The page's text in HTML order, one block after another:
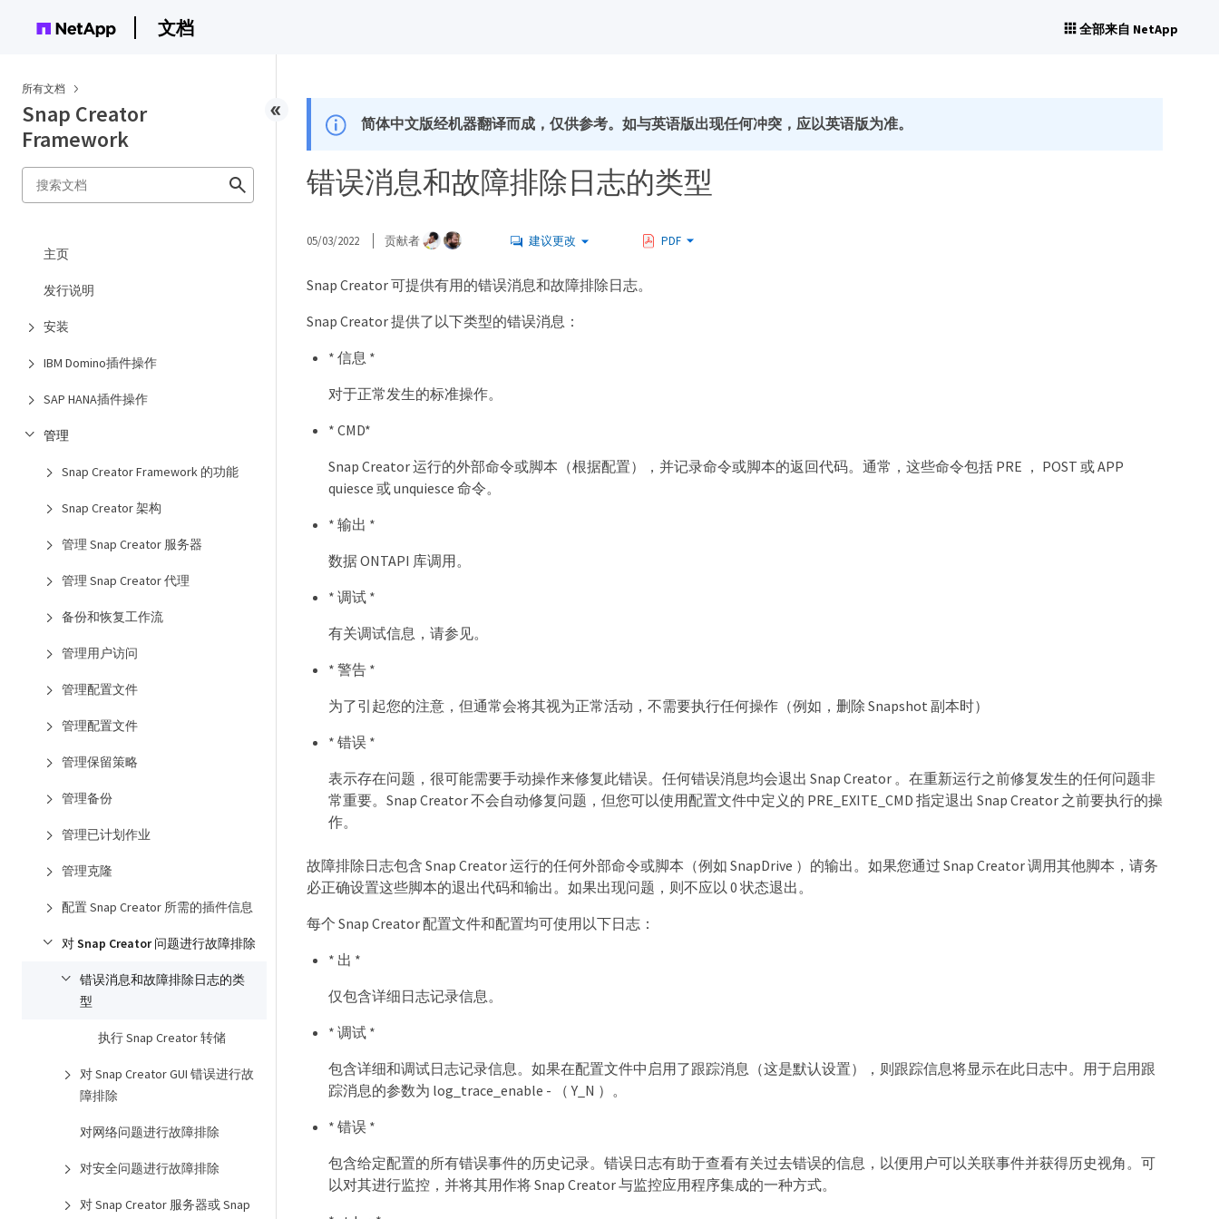
文档 全部来自 NetApp
所有文档
Snap Creator
Framework
主页
发行说明
安装
IBM Domino插件操作
SAP HANA插件操作
管理
Snap Creator Framework 的功能
Snap Creator 架构
管理 Snap Creator 服务器
管理 Snap Creator 代理
备份和恢复工作流
管理用户访问
管理配置文件
管理配置文件
管理保留策略
管理备份
管理已计划作业
管理克隆
配置 Snap Creator 所需的插件信息
对 Snap Creator 问题进行故障排除
错误消息和故障排除日志的类
型
执行 Snap Creator 转储
对 Snap Creator GUI 错误进行故
障排除
对网络问题进行故障排除
对安全问题进行故障排除
对 Snap Creator 服务器或 Snap
简体中文版经机器翻译而成，仅供参考。如与英语版出现任何冲突，应以英语版为准。
错误消息和故障排除日志的类型
05/03/2022 贡献者 建议更改 PDF
Snap Creator 可提供有用的错误消息和故障排除日志。
Snap Creator 提供了以下类型的错误消息：
* 信息 *
对于正常发生的标准操作。
* CMD*
Snap Creator 运行的外部命令或脚本（根据配置），并记录命令或脚本的返回代码。通常，这些命令包括 PRE ， POST 或 APP
quiesce 或 unquiesce 命令。
* 输出 *
数据 ONTAPI 库调用。
* 调试 *
有关调试信息，请参见。
* 警告 *
为了引起您的注意，但通常会将其视为正常活动，不需要执行任何操作（例如，删除 Snapshot 副本时）
* 错误 *
表示存在问题，很可能需要手动操作来修复此错误。任何错误消息均会退出 Snap Creator 。在重新运行之前修复发生的任何问题非
常重要。Snap Creator 不会自动修复问题，但您可以使用配置文件中定义的 PRE_EXITE_CMD 指定退出 Snap Creator 之前要执行的操
作。
故障排除日志包含 Snap Creator 运行的任何外部命令或脚本（例如 SnapDrive ）的输出。如果您通过 Snap Creator 调用其他脚本，请务
必正确设置这些脚本的退出代码和输出。如果出现问题，则不应以 0 状态退出。
每个 Snap Creator 配置文件和配置均可使用以下日志：
* 出 *
仅包含详细日志记录信息。
* 调试 *
包含详细和调试日志记录信息。如果在配置文件中启用了跟踪消息（这是默认设置），则跟踪信息将显示在此日志中。用于启用跟
踪消息的参数为 log_trace_enable - （ Y_N ）。
* 错误 *
包含给定配置的所有错误事件的历史记录。错误日志有助于查看有关过去错误的信息，以便用户可以关联事件并获得历史视角。可
以对其进行监控，并将其用作将 Snap Creator 与监控应用程序集成的一种方式。